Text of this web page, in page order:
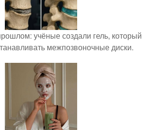
учёные создали гель, который
межпозвоночные диски.